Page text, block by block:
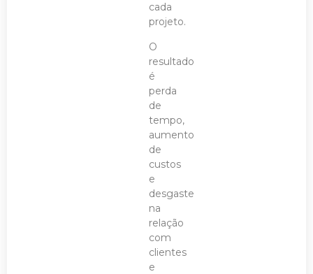
cada
projeto.
O
resultado
é
perda
de
tempo,
aumento
de
custos
e
desgaste
na
relação
com
clientes
e